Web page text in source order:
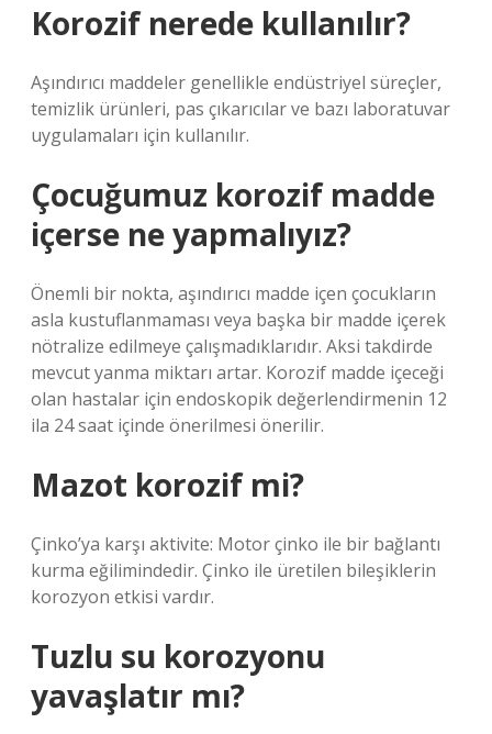
Korozif nerede kullanılır?
Aşındırıcı maddeler genellikle endüstriyel süreçler,
temizlik ürünleri, pas çıkarıcılar ve bazı laboratuvar
uygulamaları için kullanılır.
Çocuğumuz korozif madde
içerse ne yapmalıyız?
Önemli bir nokta, aşındırıcı madde içen çocukların
asla kustuflanmaması veya başka bir madde içerek
nötralize edilmeye çalışmadıklarıdır. Aksi takdirde
mevcut yanma miktarı artar. Korozif madde içeceği
olan hastalar için endoskopik değerlendirmenin 12
ila 24 saat içinde önerilmesi önerilir.
Mazot korozif mi?
Çinko’ya karşı aktivite: Motor çinko ile bir bağlantı
kurma eğilimindedir. Çinko ile üretilen bileşiklerin
korozyon etkisi vardır.
Tuzlu su korozyonu
yavaşlatır mı?